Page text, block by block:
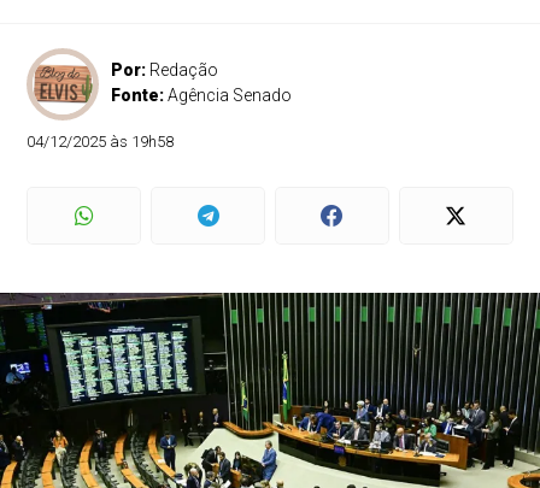
Por: Redação
Fonte:Agência Senado
04/12/2025 às 19h58